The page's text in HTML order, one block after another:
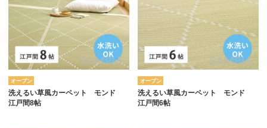
オープン
洗えるい草風カーペット モンド
江戸間8帖
オープン
洗えるい草風カーペット モンド
江戸間6帖